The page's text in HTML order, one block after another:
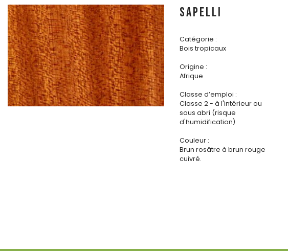
SAPELLI
Catégorie :
Bois tropicaux
Origine :
Afrique
Classe d’emploi :
Classe 2 - à l'intérieur ou
sous abri (risque
d'humidification)
Couleur :
Brun rosâtre à brun rouge
cuivré.